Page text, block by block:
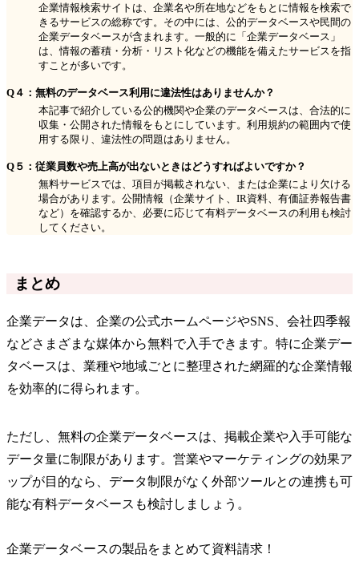
企業情報検索サイトは、企業名や所在地などをもとに情報を検索で
きるサービスの総称です。その中には、公的データベースや民間の
企業データベースが含まれます。一般的に「企業データベース」
は、情報の蓄積・分析・リスト化などの機能を備えたサービスを指
すことが多いです。
Q４：無料のデータベース利用に違法性はありませんか？
本記事で紹介している公的機関や企業のデータベースは、合法的に
収集・公開された情報をもとにしています。利用規約の範囲内で使
用する限り、違法性の問題はありません。
Q５：従業員数や売上高が出ないときはどうすればよいですか？
無料サービスでは、項目が掲載されない、または企業により欠ける
場合があります。公開情報（企業サイト、IR資料、有価証券報告書
など）を確認するか、必要に応じて有料データベースの利用も検討
してください。
まとめ
企業データは、企業の公式ホームページやSNS、会社四季報
などさまざまな媒体から無料で入手できます。特に企業デー
タベースは、業種や地域ごとに整理された網羅的な企業情報
を効率的に得られます。
ただし、無料の企業データベースは、掲載企業や入手可能な
データ量に制限があります。営業やマーケティングの効果ア
ップが目的なら、データ制限がなく外部ツールとの連携も可
能な有料データベースも検討しましょう。
企業データベースの製品をまとめて資料請求！